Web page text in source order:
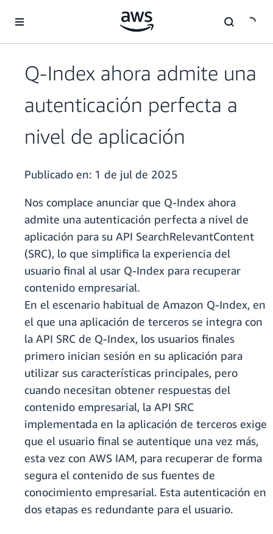
Q-Index ahora admite una
autenticación perfecta a
nivel de aplicación
Publicado en: 1 de jul de 2025
Nos complace anunciar que Q-Index ahora
admite una autenticación perfecta a nivel de
aplicación para su API SearchRelevantContent
(SRC), lo que simplifica la experiencia del
usuario final al usar Q-Index para recuperar
contenido empresarial.
En el escenario habitual de Amazon Q-Index, en
el que una aplicación de terceros se integra con
la API SRC de Q-Index, los usuarios finales
primero inician sesión en su aplicación para
utilizar sus características principales, pero
cuando necesitan obtener respuestas del
contenido empresarial, la API SRC
implementada en la aplicación de terceros exige
que el usuario final se autentique una vez más,
esta vez con AWS IAM, para recuperar de forma
segura el contenido de sus fuentes de
conocimiento empresarial. Esta autenticación en
dos etapas es redundante para el usuario.